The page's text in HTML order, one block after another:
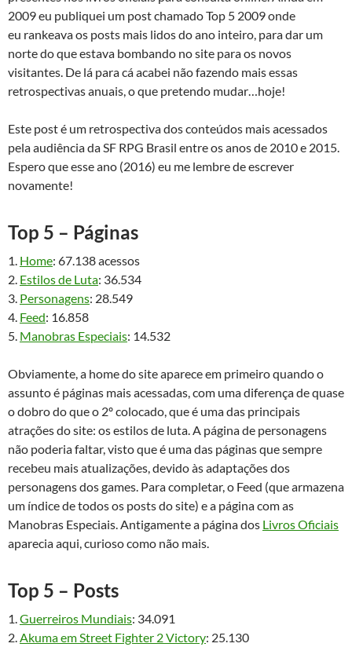
2009 eu publiquei um post chamado Top 5 2009 onde
eu rankeava os posts mais lidos do ano inteiro, para dar um
norte do que estava bombando no site para os novos
visitantes. De lá para cá acabei não fazendo mais essas
retrospectivas anuais, o que pretendo mudar…hoje!
Este post é um retrospectiva dos conteúdos mais acessados
pela audiência da SF RPG Brasil entre os anos de 2010 e 2015.
Espero que esse ano (2016) eu me lembre de escrever
novamente!
Top 5 – Páginas
1. Home: 67.138 acessos
2. Estilos de Luta: 36.534
3. Personagens: 28.549
4. Feed: 16.858
5. Manobras Especiais: 14.532
Obviamente, a home do site aparece em primeiro quando o
assunto é páginas mais acessadas, com uma diferença de quase
o dobro do que o 2º colocado, que é uma das principais
atrações do site: os estilos de luta. A página de personagens
não poderia faltar, visto que é uma das páginas que sempre
recebeu mais atualizações, devido às adaptações dos
personagens dos games. Para completar, o Feed (que armazena
um índice de todos os posts do site) e a página com as
Manobras Especiais. Antigamente a página dos Livros Oficiais
aparecia aqui, curioso como não mais.
Top 5 – Posts
1.Guerreiros Mundiais: 34.091
2.Akuma em Street Fighter 2 Victory: 25.130